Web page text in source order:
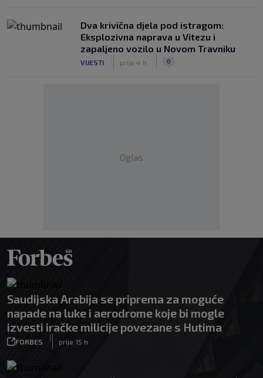
Dva krivična djela pod istragom:
Eksplozivna naprava u Vitezu i
zapaljeno vozilo u Novom Travniku
VIJESTI prije 4 h 0
Oglas
Saudijska Arabija se priprema za moguće
napade na luke i aerodrome koje bi mogle
izvesti iračke milicije povezane s Hutima
FORBES
|
prije 15 h